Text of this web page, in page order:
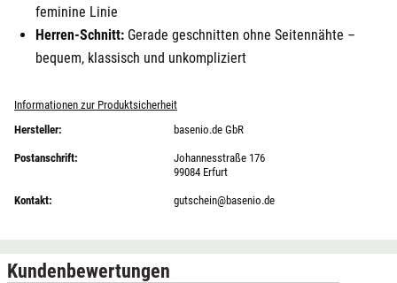
feminine Linie
Herren-Schnitt: Gerade geschnitten ohne Seitennähte –
bequem, klassisch und unkompliziert
Informationen zur Produktsicherheit
Hersteller:
basenio.de GbR
Postanschrift:
Johannesstraße 176
99084 Erfurt
Kontakt: gutschein@basenio.de
Kundenbewertungen